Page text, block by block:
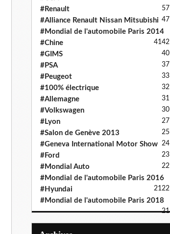
#Renault 57
#Alliance Renault Nissan Mitsubishi 47
#Mondial de l'automobile Paris 2014
42
#Chine 41
#GIMS 40
#PSA 37
#Peugeot 33
#100% électrique 32
#Allemagne 31
#Volkswagen 30
#Lyon 27
#Salon de Genève 2013 25
#Geneva International Motor Show 24
#Ford 23
#Mondial Auto 22
#Mondial de l'automobile Paris 2016
22
#Hyundai 21
#Mondial de l'automobile Paris 2018
21